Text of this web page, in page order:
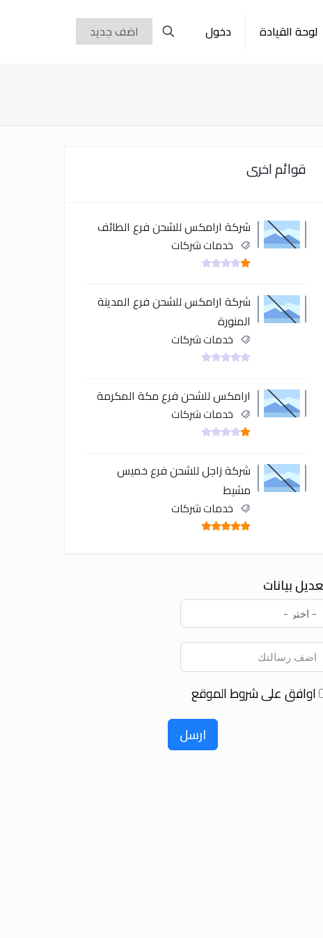
لوحة القيادة دخول اضف جديد
قوائم اخرى
شركة ارامكس للشحن فرع الطائف
خدمات شركات
شركة ارامكس للشحن فرع المدينة
المنورة
خدمات شركات
ارامكس للشحن فرع مكة المكرمة
خدمات شركات
شركة زاجل للشحن فرع خميس
مشيط
خدمات شركات
بيانات
اوافق على شروط الموقع
ارسل